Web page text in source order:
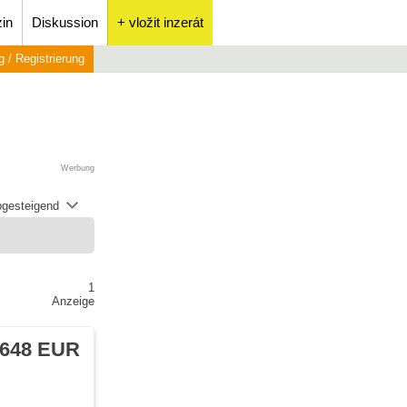
Diskussion + vložit inzerát
/ Registrierung
Werbung
1
Anzeige
EUR